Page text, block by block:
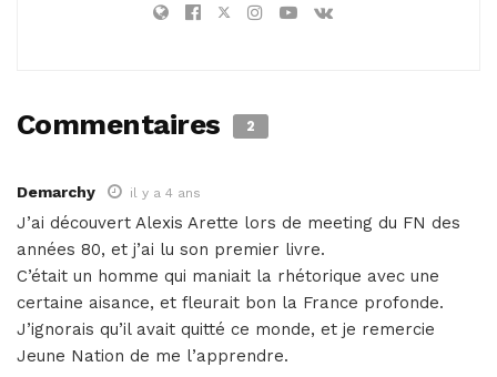
Commentaires 2
Demarchy il y a 4 ans
J’ai découvert Alexis Arette lors de meeting du FN des
années 80, et j’ai lu son premier livre.
C’était un homme qui maniait la rhétorique avec une
certaine aisance, et fleurait bon la France profonde.
J’ignorais qu’il avait quitté ce monde, et je remercie
Jeune Nation de me l’apprendre.